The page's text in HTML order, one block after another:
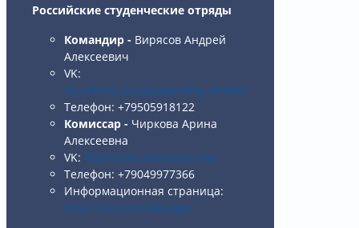
Российские студенческие отряды
Командир - Вирясов Андрей
Алексеевич
VK:
vk.com/id_vuryasovandrey_010487
Телефон: +79505918122
Комиссар - Чиркова Арина
Алексеевна
VK: https://vk.com/aziza.chiri
Телефон: +79049977366
Информационная страница:
https://vk.com/sokuzgtu